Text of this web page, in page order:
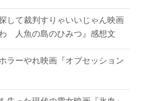
して裁判すりゃいいじゃん映画
わ 人魚の島のひみつ』感想文
ラーやれ映画『オブセッション